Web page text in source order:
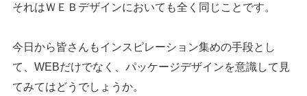
それはＷＥＢデザインにおいても全く同じことです。
今日から皆さんもインスピレーション集めの手段とし
て、WEBだけでなく、パッケージデザインを意識して見
てみてはどうでしょうか。